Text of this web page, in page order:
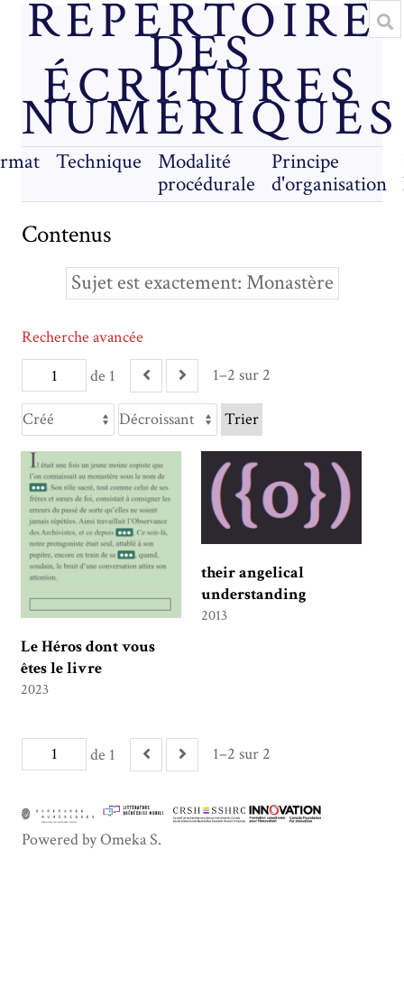
RÉPERTOIRE
DES
ÉCRITURES
NUMÉRIQUES
Technique
Modalité
procédurale
Principe
d'organisation
Contenus
Sujet est exactement Monastère
de 1 1–2 sur 2
Recherche avancée
Trier
Le Héros dont vous
êtes le livre
2023
their angelical
understanding
2013
de 1 1–2 sur 2
Powered by Omeka S.